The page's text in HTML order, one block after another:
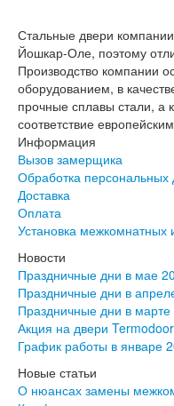
Серия
Серия
Серия
Серия
Серия
Серия
Двери Верда
ПЭТ Верда
Экошпон
Эмаль
Двери
Шпон
Двери Про
Инвизибл
Стальные двери
Йошкар-Оле, поэтому
Производство компании
оборудованием, в
прочные сплавы стали, а
соответствие
Информация
Вызов замерщика
Обработка персональных
Доставка
Оплата
Установка межкомнатных
Новости
Праздничные дни в мае
Праздничные дни в
Праздничные дни в марте
Акция на двери
График работы в январе
Новые статьи
О нюансах замены